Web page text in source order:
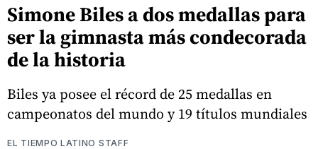
Simone Biles a dos medallas para
ser la gimnasta más condecorada
de la historia
Biles ya posee el récord de 25 medallas en
campeonatos del mundo y 19 títulos mundiales
EL TIEMPO LATINO STAFF